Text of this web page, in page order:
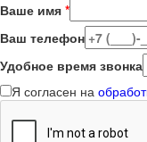
Ваше имя *
Ваш телефон
Удобное время звонка
Я согласен на